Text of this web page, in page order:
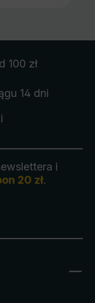
100 zł
14 dni
i
20 zł.